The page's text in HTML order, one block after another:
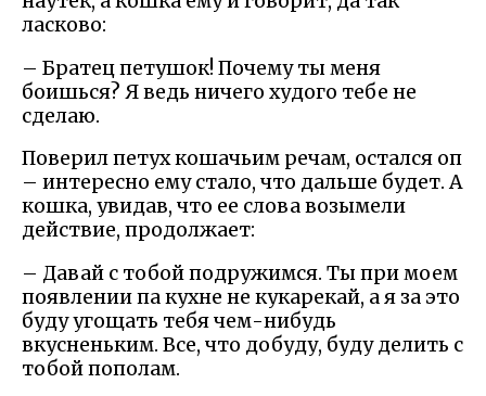
ласково:
– Братец петушок! Почему ты меня
боишься? Я ведь ничего худого тебе не
сделаю.
Поверил петух кошачьим речам, остался оп
– интересно ему стало, что дальше будет. А
кошка, увидав, что ее слова возымели
действие, продолжает:
– Давай с тобой подружимся. Ты при моем
появлении па кухне не кукарекай, а я за это
буду угощать тебя чем-нибудь
вкусненьким. Все, что добуду, буду делить с
тобой пополам.